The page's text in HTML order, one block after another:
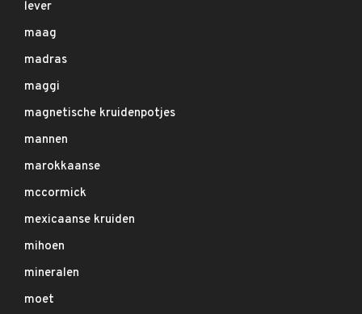
lever
maag
madras
maggi
magnetische kruidenpotjes
mannen
marokkaanse
mccormick
mexicaanse kruiden
mihoen
mineralen
moet